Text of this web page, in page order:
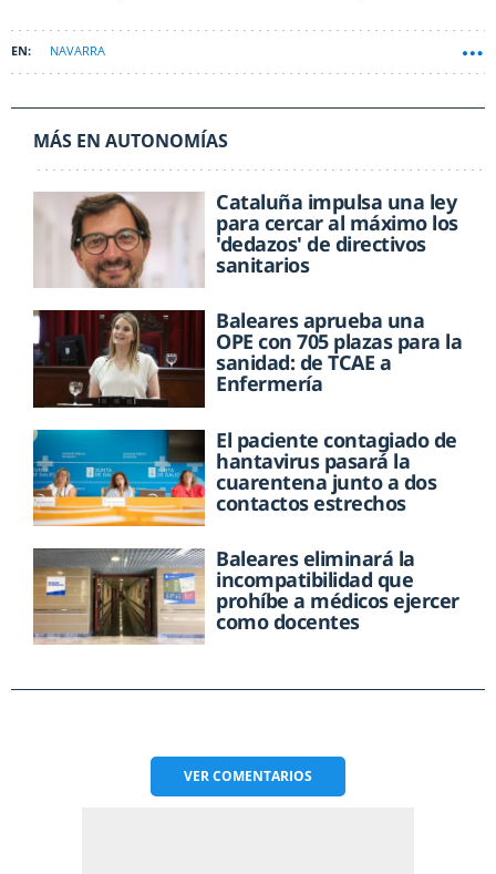
NAVARRA
MÁS EN AUTONOMÍAS
Cataluña impulsa una ley
para cercar al máximo los
'dedazos' de directivos
sanitarios
Baleares aprueba una
OPE con 705 plazas para la
sanidad: de TCAE a
Enfermería
El paciente contagiado de
hantavirus pasará la
cuarentena junto a dos
contactos estrechos
Baleares eliminará la
incompatibilidad que
prohíbe a médicos ejercer
como docentes
VERCOMENTARIOS